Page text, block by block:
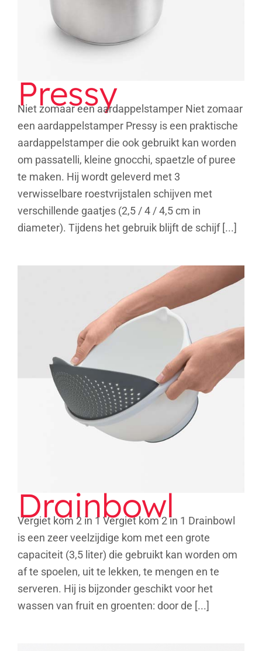
Pressy
Niet zomaar een aardappelstamper Niet zomaar
een aardappelstamper Pressy is een praktische
aardappelstamper die ook gebruikt kan worden
om passatelli, kleine gnocchi, spaetzle of puree
te maken. Hij wordt geleverd met 3
verwisselbare roestvrijstalen schijven met
verschillende gaatjes (2,5 / 4 / 4,5 cm in
diameter). Tijdens het gebruik blijft de schijf [...]
Drainbowl
Drainbowl
Vergiet kom 2 in 1 Vergiet kom 2 in 1 Drainbowl
is een zeer veelzijdige kom met een grote
capaciteit (3,5 liter) die gebruikt kan worden om
af te spoelen, uit te lekken, te mengen en te
serveren. Hij is bijzonder geschikt voor het
wassen van fruit en groenten: door de [...]